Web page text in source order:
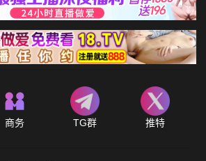
商务 TG群 推特